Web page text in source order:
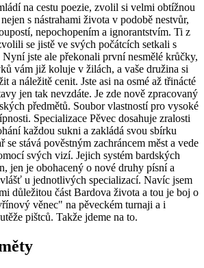
na cestu poezie, zvolil si velmi obtížnou
s nástrahami života v podobě nestvůr,
nepochopením a ignorantstvím. Ti z
se jistě ve svých počátcích setkali s
jste ale překonali první nesmělé krůčky,
vám již koluje v žilách, a vaše družina si
a náležitě cenit. Jste asi na osmé až třinácté
jen tak nevzdáte. Je zde nově zpracovaný
předmětů. Soubor vlastností pro vysoké
Specializace Pěvec dosahuje zralosti
každou sukni a zakládá svou sbírku
stává pověstným zachráncem měst a vede
svých vizí. Jejich systém bardských
jen je obohacený o nové druhy písní a
u jednotlivých specializací. Navíc jsem
důležitou část Bardova života a tou je boj o
věnec" na pěveckém turnaji a i
pištců. Takže jdeme na to.